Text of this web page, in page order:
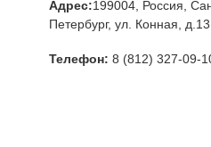
Адрес:199004, Россия,
Петербург, ул. Конная, д.13
Телефон: 8 (812) 327-09-